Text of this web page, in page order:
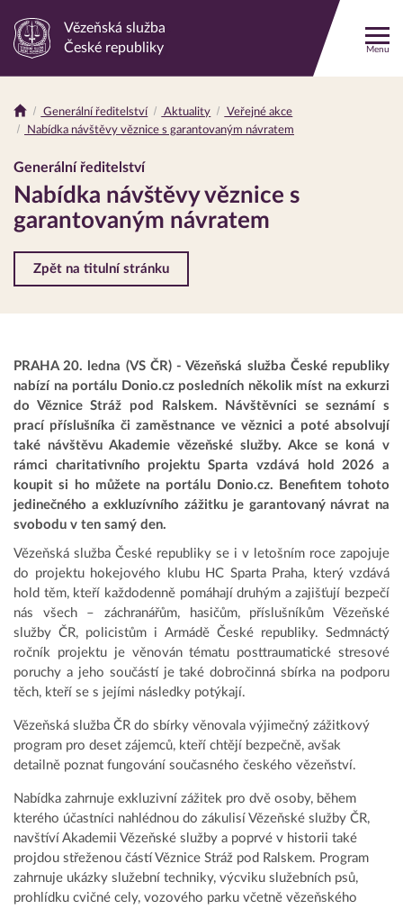
Odkaz
stránku
Vězeňská služba
České republiky
Menu
Drobečková
Generální ředitelství Aktuality
Veřejné akce
Nabídka návštěvy věznice s garantovaným návratem
Generální ředitelství
Nabídka návštěvy věznice s
garantovaným návratem
Zpět na titulní stránku
PRAHA 20. ledna (VS ČR) - Vězeňská služba České republiky
nabízí na portálu Donio.cz posledních několik míst na exkurzi
do Věznice Stráž pod Ralskem. Návštěvníci se seznámí s
prací příslušníka či zaměstnance ve věznici a poté absolvují
také návštěvu Akademie vězeňské služby. Akce se koná v
rámci charitativního projektu Sparta vzdává hold 2026 a
koupit si ho můžete na portálu Donio.cz. Benefitem tohoto
jedinečného a exkluzívního zážitku je garantovaný návrat na
svobodu v ten samý den.
Vězeňská služba České republiky se i v letošním roce zapojuje
do projektu hokejového klubu HC Sparta Praha, který vzdává
hold těm, kteří každodenně pomáhají druhým a zajišťují bezpečí
nás všech – záchranářům, hasičům, příslušníkům Vězeňské
služby ČR, policistům i Armádě České republiky. Sedmnáctý
ročník projektu je věnován tématu posttraumatické stresové
poruchy a jeho součástí je také dobročinná sbírka na podporu
těch, kteří se s jejími následky potýkají.
Vězeňská služba ČR do sbírky věnovala výjimečný zážitkový
program pro deset zájemců, kteří chtějí bezpečně, avšak
detailně poznat fungování současného českého vězeňství.
Nabídka zahrnuje exkluzivní zážitek pro dvě osoby, během
kterého účastníci nahlédnou do zákulisí Vězeňské služby ČR,
navštíví Akademii Vězeňské služby a poprvé v historii také
projdou střeženou částí Věznice Stráž pod Ralskem. Program
zahrnuje ukázky služební techniky, výcviku služebních psů,
prohlídku cvičné cely, vozového parku včetně vězeňského